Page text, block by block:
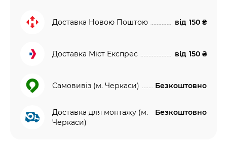
Доставка Новою Поштою від 150 ₴
Доставка Міст Експрес від 150 ₴
Самовивіз (м. Черкаси) Безкоштовно
Доставка для монтажу (м.
Черкаси)
Безкоштовно